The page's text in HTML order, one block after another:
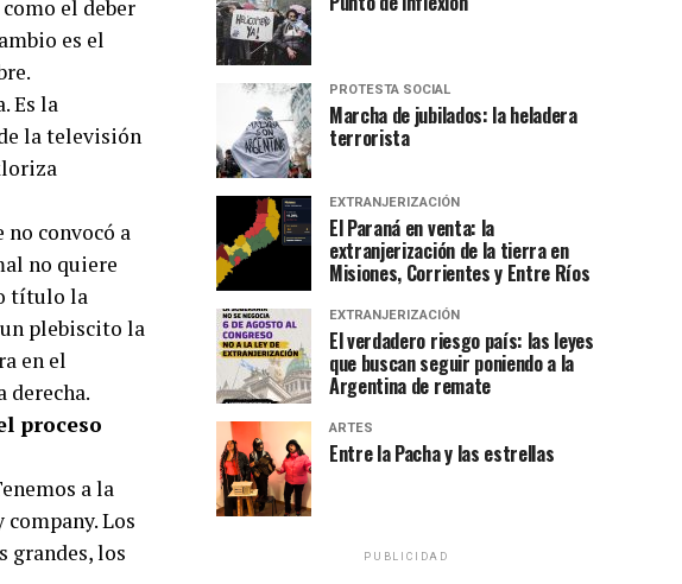
el deber
es el
Es la
la televisión
no convocó a
no quiere
título la
plebiscito la
en el
derecha.
proceso
a la
Los
grandes, los
PROTESTA SOCIAL
Marcha de jubilados: la heladera
terrorista
EXTRANJERIZACIÓN
El Paraná en venta: la
extranjerización de la tierra en
Misiones, Corrientes y Entre Ríos
EXTRANJERIZACIÓN
El verdadero riesgo país: las leyes
que buscan seguir poniendo a la
Argentina de remate
ARTES
Entre la Pacha y las estrellas
PUBLICIDAD